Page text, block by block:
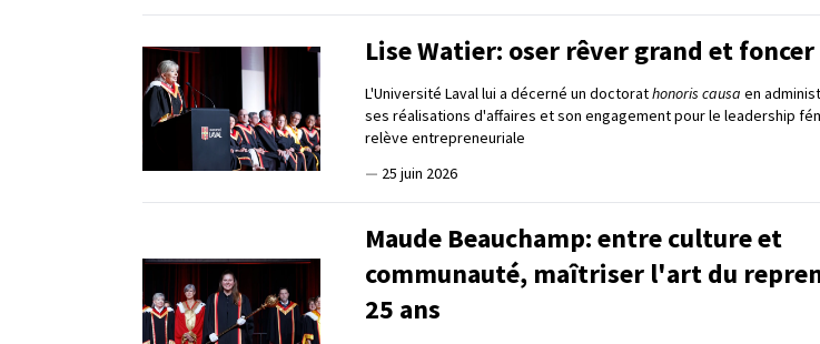
Lise Watier: oser rêver grand et foncer
L'Université Laval lui a décerné un doctorathonoris causa en
ses réalisations d'affaires et son engagement pour le leadership
relève entrepreneuriale
— 25 juin 2026
Maude Beauchamp: entre culture et
communauté, maîtriser l'art du
25 ans